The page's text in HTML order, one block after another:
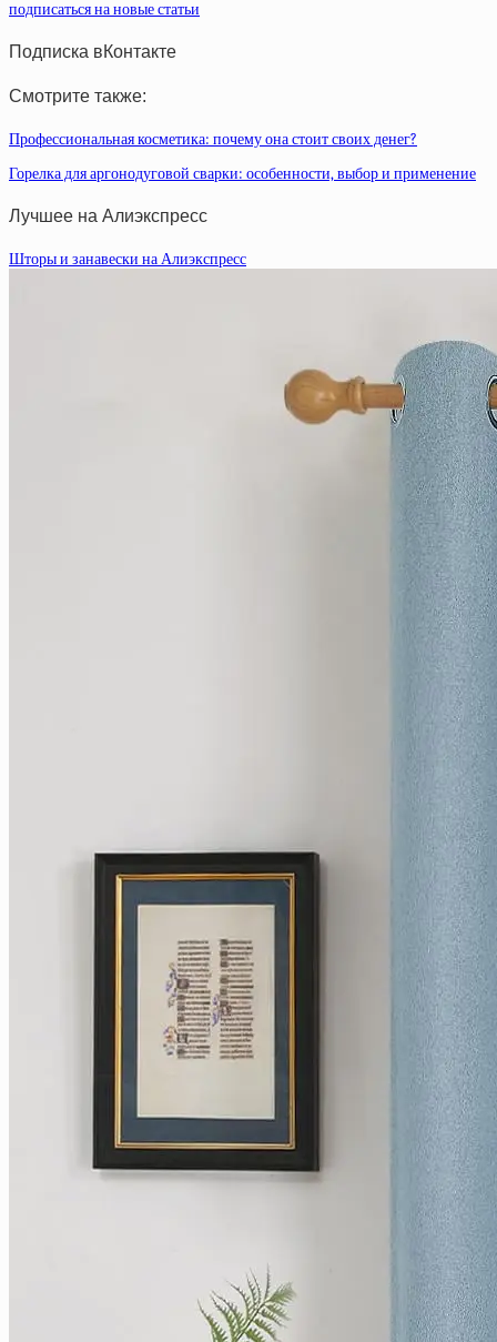
подписаться на новые статьи
Подписка вКонтакте
Смотрите также:
Профессиональная косметика: почему она стоит своих денег?
Горелка для аргонодуговой сварки: особенности, выбор и применение
Лучшее на Алиэкспресс
Шторы и занавески на Алиэкспресс